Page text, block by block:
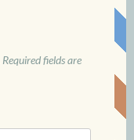
Required fields are